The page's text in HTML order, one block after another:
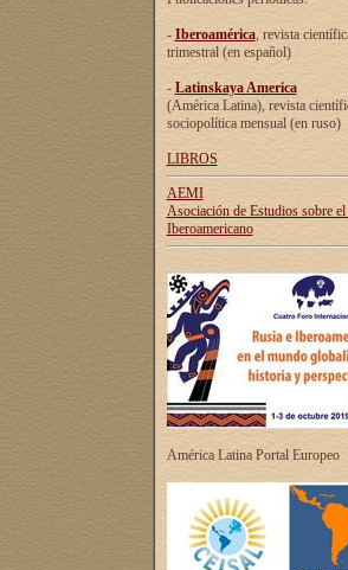
- Iberoamérica, revista
trimestral (en español)
- Latinskaya America
(América Latina), revista
sociopolítica mensual (en ruso)
LIBROS
AEMI
Asociación de Estudios sobre
Iberoamericano
América Latina Portal Europeo